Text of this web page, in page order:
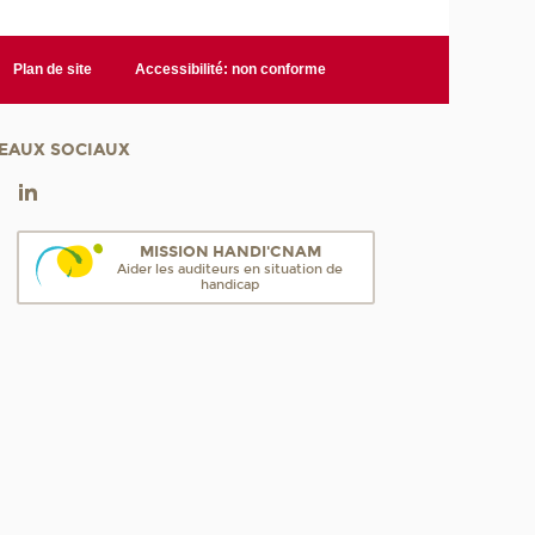
Plan de site Accessibilité: non conforme
SOCIAUX
MISSION HANDI'CNAM
Aider les auditeurs en situation de
handicap